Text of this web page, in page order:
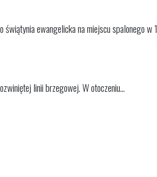
ewangelicka na miejscu spalonego w
linii brzegowej. W otoczeniu...